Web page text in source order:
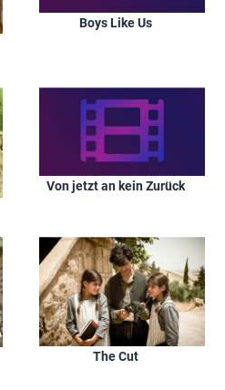
Boys Like Us
Von jetzt an kein Zurück
The Cut